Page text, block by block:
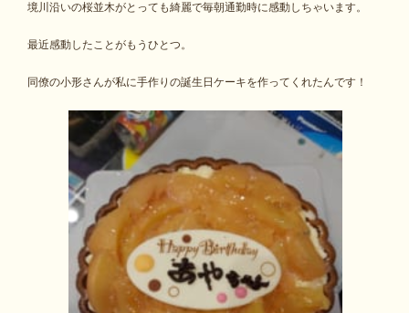
境川沿いの桜並木がとっても綺麗で毎朝通勤時に感動しちゃいます。
最近感動したことがもうひとつ。
同僚の小形さんが私に手作りの誕生日ケーキを作ってくれたんです！